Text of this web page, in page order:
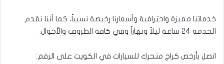
خدماتنا مميزة واحترافية وأسعارنا رخيصة نسبياً، كما أننا نقدم
الخدمة 24 ساعة ليلاً ونهاراً وفي كافة الظروف والأحوال.
اتصل بأرخص كراج متحرك للسيارات في الكويت على الرقم: